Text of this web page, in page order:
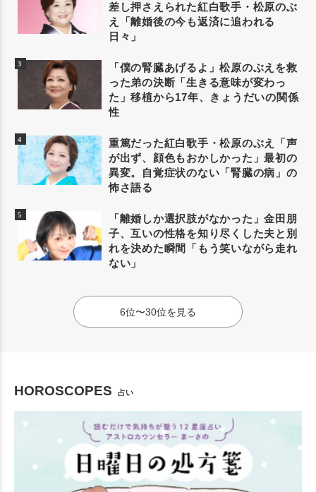
差し押さえられた紅白歌手・松原のぶ
え「離婚後の今も返済に追われる
日々」
「僕の腎臓あげるよ」松原のぶえを救
った弟の決断「生きる意味が変わっ
た」移植から17年、きょうだいの関係
性
重篤だった紅白歌手・松原のぶえ「声
が出ず、顔色もおかしかった」最初の
異変。自覚症状のない「腎臓の病」の
怖さ語る
「離婚しか選択肢がなかった」金田朋
子、互いの性格を知り尽くした夫と別
れを決めた瞬間「もう笑いながら走れ
ない」
6位〜30位を見る
HOROSCOPES 占い